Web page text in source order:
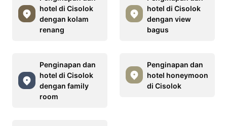
hotel di Cisolok
dengan kolam
renang
hotel di Cisolok
dengan view
bagus
Penginapan dan
hotel di Cisolok
dengan family
room
Penginapan dan
hotel honeymoon
di Cisolok